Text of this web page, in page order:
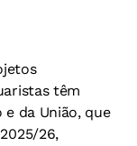
têm
da União, que
26,